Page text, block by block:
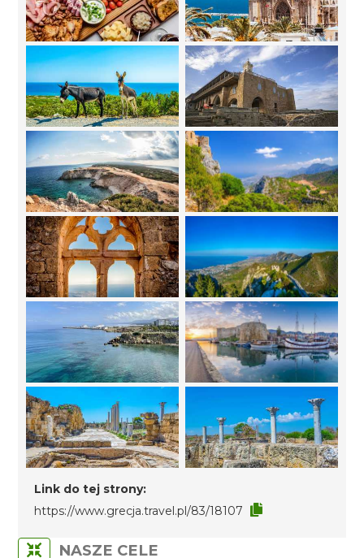
Link do tej strony:
https://www.grecja.travel.pl/83/18107
NASZE CELE